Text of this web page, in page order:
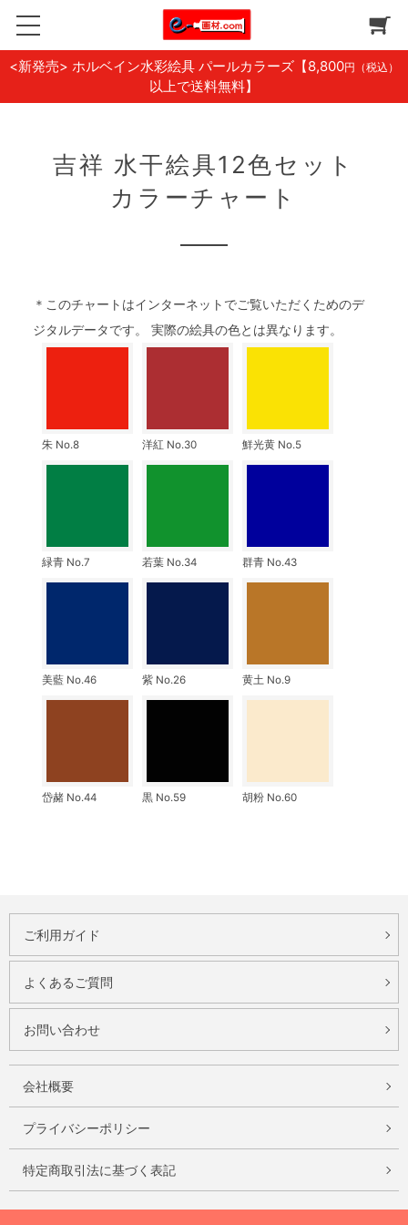
<新発売> ホルベイン水彩絵具 パールカラーズ 【8,800円（税込）
以上で送料無料】
吉祥 水干絵具12色セット
カラーチャート
＊このチャートはインターネットでご覧いただくためのデ
ジタルデータです。 実際の絵具の色とは異なります。
朱 No.8 洋紅 No.30 鮮光黄 No.5
緑青 No.7 若葉 No.34 群青 No.43
美藍 No.46 紫 No.26 黄土 No.9
岱赭 No.44 黒 No.59 胡粉 No.60
ご利用ガイド
よくあるご質問
お問い合わせ
会社概要
プライバシーポリシー
特定商取引法に基づく表記